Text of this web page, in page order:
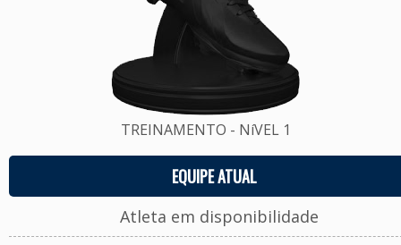
TREINAMENTO - NíVEL 1
EQUIPE ATUAL
Atleta em disponibilidade